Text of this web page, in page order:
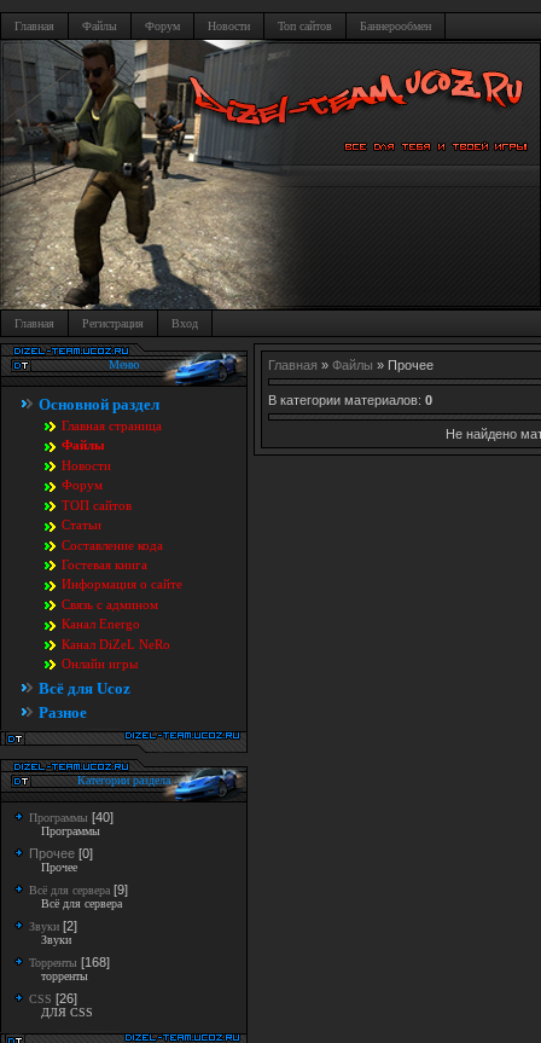
Главная Файлы Форум Новости Топ сайтов Баннерообмен
Главная Регистрация Вход
Меню
Основной раздел
Главная страница
Файлы
Новости
Форум
TOП сайтов
Статьи
Составление кода
Гостевая книга
Информация о сайте
Связь с админом
Канал Energo
Канал DiZeL NeRo
Онлайн игры
Всё для Ucoz
Разное
Категории раздела
Программы [40]
Программы
Прочее [0]
Прочее
Всё для сервера [9]
Всё для сервера
Звуки [2]
Звуки
Торренты [168]
торренты
CSS [26]
ДЛЯ CSS
Главная » Файлы » Прочее
В категории материалов: 0
Не найдено